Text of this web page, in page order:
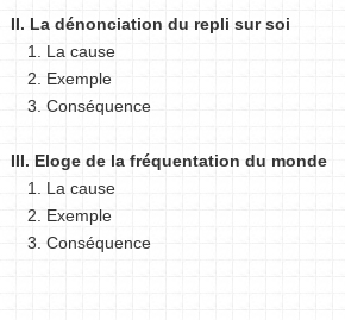
II. La dénonciation du repli sur soi
1. La cause
2. Exemple
3. Conséquence
III. Eloge de la fréquentation du monde
1. La cause
2. Exemple
3. Conséquence